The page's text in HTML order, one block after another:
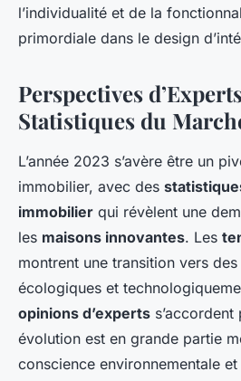
l’individualité et de la
primordiale dans le design
Perspectives
Statistiques du
L’année 2023 s’avère être un
immobilier, avec des
immobilier qui révèlent une
les maisons innovantes. Les
montrent une transition vers
écologiques et
opinions d’experts
évolution est en grande partie
conscience environnementale